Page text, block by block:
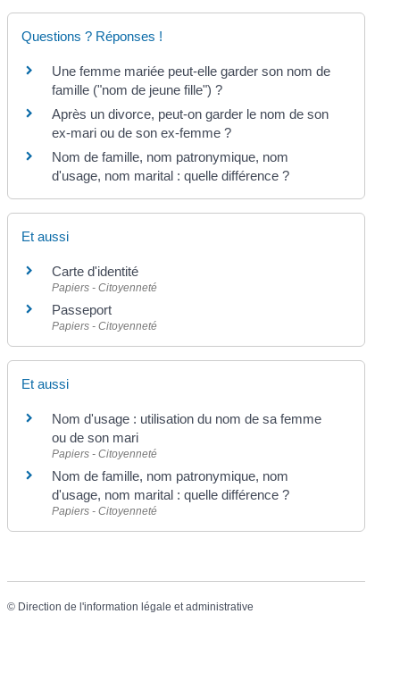
Questions ? Réponses !
Une femme mariée peut-elle garder son nom de
famille ("nom de jeune fille") ?
Après un divorce, peut-on garder le nom de son
ex-mari ou de son ex-femme ?
Nom de famille, nom patronymique, nom
d'usage, nom marital : quelle différence ?
Et aussi
Carte d'identité
Papiers - Citoyenneté
Passeport
Papiers - Citoyenneté
Et aussi
Nom d'usage : utilisation du nom de sa femme
ou de son mari
Papiers - Citoyenneté
Nom de famille, nom patronymique, nom
d'usage, nom marital : quelle différence ?
Papiers - Citoyenneté
© Direction de l'information légale et administrative